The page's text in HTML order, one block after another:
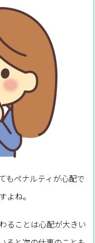
もペナルティが心配で
よね。
ることは心配が大きい